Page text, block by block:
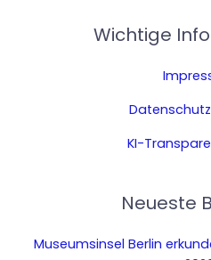
Wichtige
KI-
Neueste
Museumsinsel Berlin